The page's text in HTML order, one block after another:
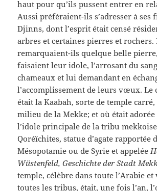
haut pour qu’ils pussent entrer en
Aussi préféraient-ils s’adresser à ses
Djinns, dont l’esprit était censé
arbres et certaines pierres et rochers.
remarquaient-ils quelque belle
faisaient leur idole, l’arrosant du
chameaux et lui demandant en
l’accomplissement de leurs vœux. Le
était la Kaabah, sorte de temple carré,
milieu de la Mekke; et où était
l’idole principale de la tribu
Qoréïchites, statue d’agate rapportée
Mésopotamie ou de Syrie et appelée
Wüstenfeld, Geschichte der Stadt
temple, célèbre dans toute l’Arabie et
toutes les tribus, était, une fois l’an,